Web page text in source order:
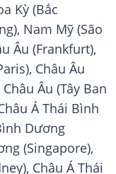
Kỳ (Bắc
Nam Mỹ (São
Âu (Frankfurt),
Châu Âu
Âu (Tây Ban
Á Thái Bình
Dương
(Singapore),
Châu Á Thái